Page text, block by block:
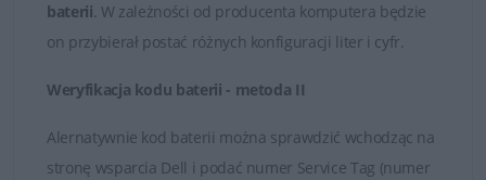
Dobór baterii do laptopów DELL
baterii. W zależności od producenta komputera będzie
on przybierał postać różnych konfiguracji liter i cyfr.
Weryfikacja kodu baterii - metoda II
Alernatywnie kod baterii można sprawdzić wchodząc na
stronę wsparcia Dell i podać numer Service Tag (numer